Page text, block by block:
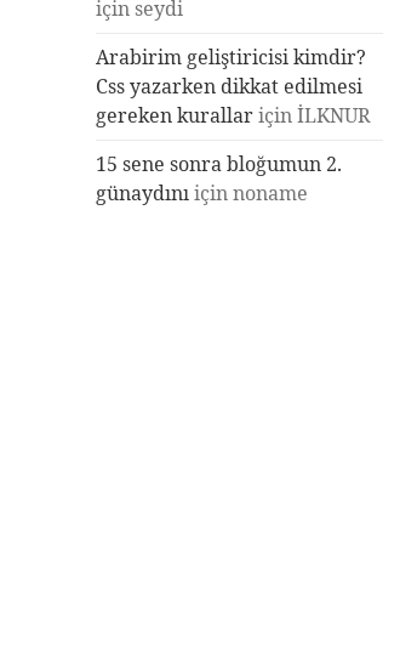
içinseydi
Arabirim geliştiricisi kimdir?
Css yazarken dikkat edilmesi
gereken kurallariçinİLKNUR
15 sene sonra bloğumun 2.
günaydınıiçinnoname